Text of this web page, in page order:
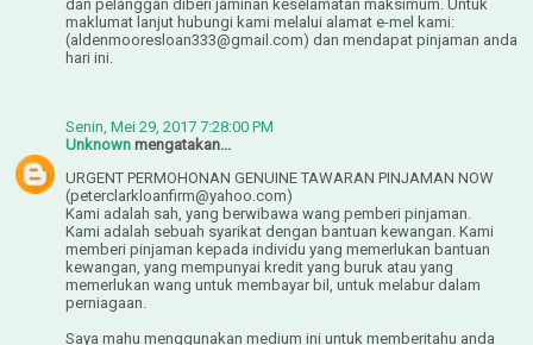
dan pelanggan diberi jaminan keselamatan maksimum. Untuk
maklumat lanjut hubungi kami melalui alamat e-mel kami:
(aldenmooresloan333@gmail.com) dan mendapat pinjaman anda
hari ini.
Senin, Mei 29, 2017 7:28:00 PM
Unknown mengatakan...
URGENT PERMOHONAN GENUINE TAWARAN PINJAMAN NOW
(peterclarkloanfirm@yahoo.com)
Kami adalah sah, yang berwibawa wang pemberi pinjaman.
Kami adalah sebuah syarikat dengan bantuan kewangan. Kami
memberi pinjaman kepada individu yang memerlukan bantuan
kewangan, yang mempunyai kredit yang buruk atau yang
memerlukan wang untuk membayar bil, untuk melabur dalam
perniagaan.
Saya mahu menggunakan medium ini untuk memberitahu anda